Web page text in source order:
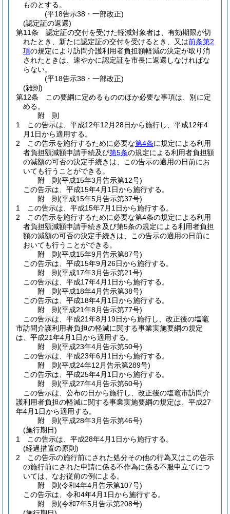
ものとする。
(平18告示38・一部改正)
(認定証の返還)
第11条
認定証の交付を受けた軽減対象者は、有効期限が切
れたとき、新たに認定証の交付を受けるとき、又は前条第2
項の規定により訪問介護利用者負担額軽減の決定が取り消
されたときは、速やかに認定証を市長に返還しなければな
らない。
(平18告示38・一部改正)
(雑則)
第12条
この要綱に定めるもののほか必要な事項は、別に定
める。
附 則
1
この告示は、平成12年12月28日から施行し、平成12年4
月1日から適用する。
2
この告示を施行するために必要な第4条に規定による利用
者負担額減額申請手続及び第5条の規定による利用者負担額
の減額の可否の決定手続きは、この告示の適用の日前にお
いても行うことができる。
附 則(平成15年3月告示第12号)
この告示は、平成15年4月1日から施行する。
附 則(平成15年5月告示第37号)
1
この告示は、平成15年7月1日から施行する。
2
この告示を施行するために必要な第4条の規定による利用
者負担額減額申請手続き及び第5条の規定による利用者負担
額の減額の可否の決定手続きは、この告示の適用の日前に
おいても行うことができる。
附 則(平成15年9月告示第87号)
この告示は、平成15年9月26日から施行する。
附 則(平成17年3月告示第21号)
この告示は、平成17年4月1日から施行する。
附 則(平成18年4月告示第38号)
この告示は、平成18年4月1日から施行する。
附 則(平成21年8月告示第77号)
この告示は、平成21年8月19日から施行し、改正後の塩竈
市訪問介護利用者負担の軽減に関する事業実施要綱の規定
は、平成21年4月1日から適用する。
附 則(平成23年4月告示第50号)
この告示は、平成23年6月1日から施行する。
附 則(平成24年12月告示第289号)
この告示は、平成25年4月1日から施行する。
附 則(平成27年4月告示第60号)
この告示は、公布の日から施行し、改正後の塩竈市訪問介
護利用者負担の軽減に関する事業実施要綱の規定は、平成27
年4月1日から適用する。
附 則(平成28年3月告示第46号)
(施行期日)
1
この告示は、平成28年4月1日から施行する。
(経過措置の原則)
2
この告示の施行前にされた処分その他の行為又はこの告示
の施行前にされた申請に係る不作為に係る不服申立てにつ
いては、なお従前の例による。
附 則(令和4年4月告示第107号)
この告示は、令和4年4月1日から施行する。
附 則(令和7年5月告示第208号)